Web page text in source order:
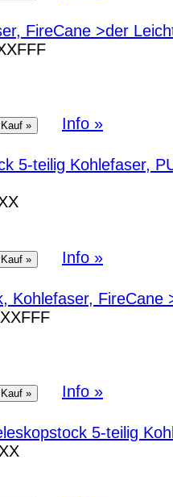
FireCane >der
Info »
5-teilig Kohlefaser,
Info »
Kohlefaser,
Info »
5-teilig